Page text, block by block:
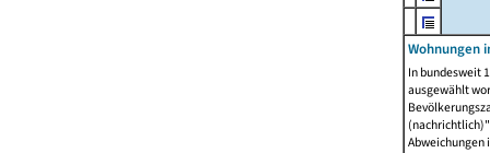
Wohnungen
In bundesweit
ausgewählt
Abweichungen